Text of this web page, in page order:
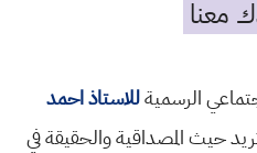
معنا
الرسميةللاستاذ احمد
حيث المصداقية والحقيقة في